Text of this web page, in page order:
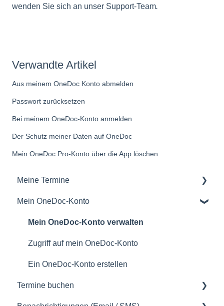
wenden Sie sich an unser Support-Team.
Verwandte Artikel
Aus meinem OneDoc Konto abmelden
Passwort zurücksetzen
Bei meinem OneDoc-Konto anmelden
Der Schutz meiner Daten auf OneDoc
Mein OneDoc Pro-Konto über die App löschen
Meine Termine
meine Termine verwalten
Mein OneDoc-Konto
Mein OneDoc-Konto verwalten
Zugriff auf mein OneDoc-Konto
Ein OneDoc-Konto erstellen
Termine buchen